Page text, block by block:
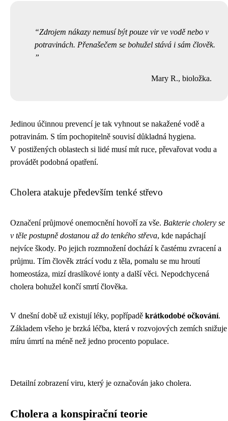
Zdrojem nákazy nemusí být pouze vir ve vodě nebo v
potravinách. Přenašečem se bohužel stává i sám člověk.
Mary R., bioložka.
Jedinou účinnou prevencí je tak vyhnout se nakažené vodě a
potravinám. S tím pochopitelně souvisí důkladná hygiena.
V postižených oblastech si lidé musí mít ruce, převařovat vodu a
provádět podobná opatření.
Cholera atakuje především tenké střevo
Označení průjmové onemocnění hovoří za vše. Bakterie cholery se
v těle postupně dostanou až do tenkého střeva, kde napáchají
nejvíce škody. Po jejich rozmnožení dochází k častému zvracení a
průjmu. Tím člověk ztrácí vodu z těla, pomalu se mu hroutí
homeostáza, mizí draslíkové ionty a další věci. Nepodchycená
cholera bohužel končí smrtí člověka.
V dnešní době už existují léky, popřípadě krátkodobé očkování.
Základem všeho je brzká léčba, která v rozvojových zemích snižuje
míru úmrtí na méně než jedno procento populace.
Detailní zobrazení viru, který je označován jako cholera.
Cholera a konspirační teorie